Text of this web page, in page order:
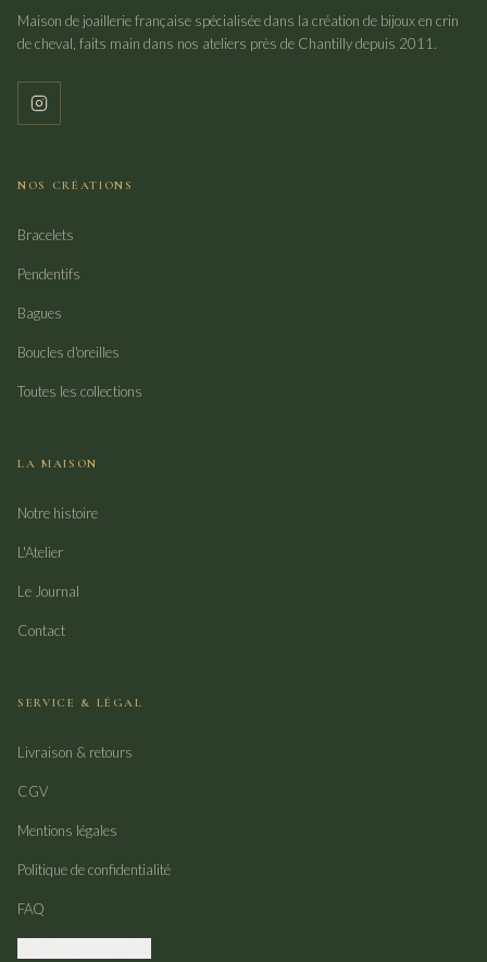
Maison de joaillerie française spécialisée dans la création de bijoux en crin
de cheval, faits main dans nos ateliers près de Chantilly depuis 2011.
NOS CRÉATIONS
Bracelets
Pendentifs
Bagues
Boucles d'oreilles
Toutes les collections
LA MAISON
Notre histoire
L'Atelier
Le Journal
Contact
SERVICE & LÉGAL
Livraison & retours
CGV
Mentions légales
Politique de confidentialité
FAQ